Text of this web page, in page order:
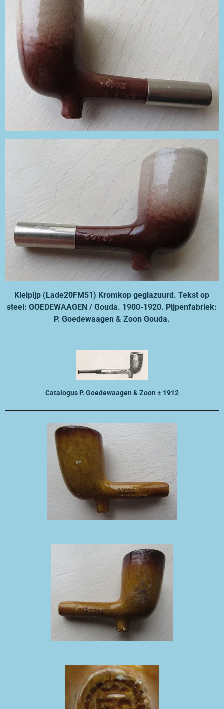
Kleipijp (Lade20FM51) Kromkop geglazuurd. Tekst op
steel: GOEDEWAAGEN / Gouda. 1900-1920. Pijpenfabriek:
P. Goedewaagen & Zoon Gouda.
Catalogus P. Goedewaagen & Zoon ± 1912